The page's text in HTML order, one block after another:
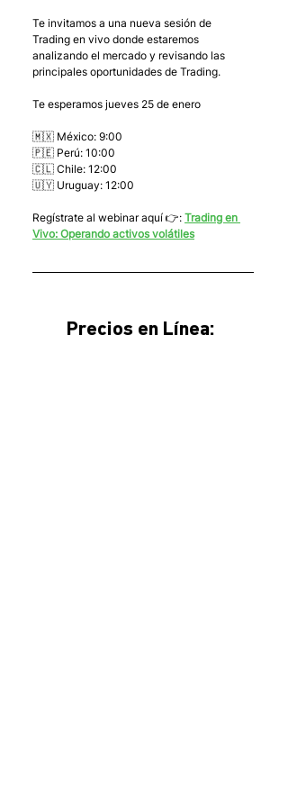
Te invitamos a una nueva sesión de
Trading en vivo donde estaremos
analizando el mercado y revisando las
principales oportunidades de Trading.
Te esperamos jueves 25 de enero
🇲🇽 México: 9:00
🇵🇪 Perú: 10:00
🇨🇱 Chile: 12:00
🇺🇾 Uruguay: 12:00
Regístrate al webinar aquí 👉: Trading en
Vivo: Operando activos volátiles
Precios en Línea: